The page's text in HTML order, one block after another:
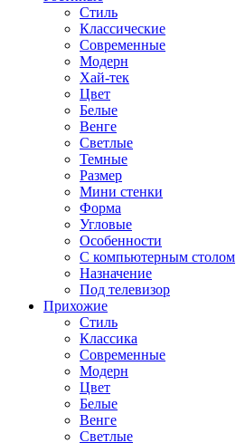
Стиль
Классические
Современные
Модерн
Хай-тек
Цвет
Белые
Венге
Светлые
Темные
Размер
Мини стенки
Форма
Угловые
Особенности
С компьютерным столом
Назначение
Под телевизор
Прихожие
Стиль
Классика
Современные
Модерн
Цвет
Белые
Венге
Светлые